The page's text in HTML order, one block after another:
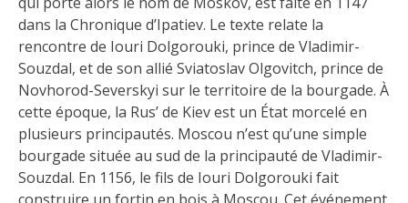
dans la Chronique d’Ipatiev. Le texte relate la
rencontre de Iouri Dolgorouki, prince de Vladimir-
Souzdal, et de son allié Sviatoslav Olgovitch, prince de
Novhorod-Severskyi sur le territoire de la bourgade. À
cette époque, la Rus’ de Kiev est un État morcelé en
plusieurs principautés. Moscou n’est qu’une simple
bourgade située au sud de la principauté de Vladimir-
Souzdal. En 1156, le fils de Iouri Dolgorouki fait